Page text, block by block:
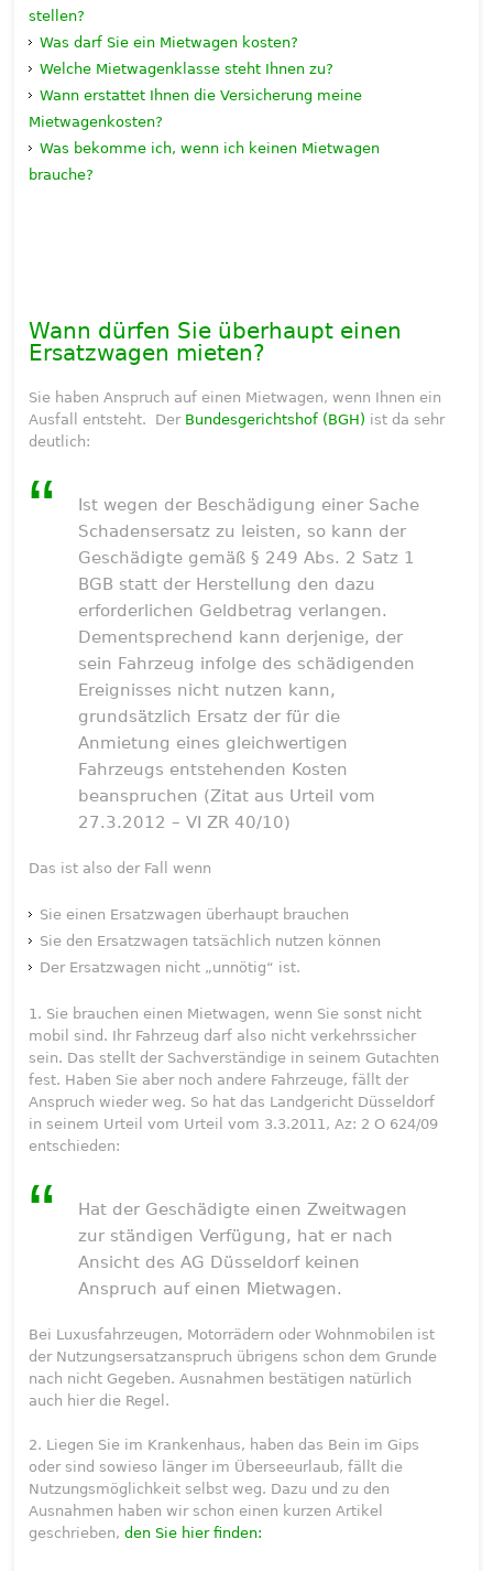
stellen?
Was darf Sie ein Mietwagen kosten?
Welche Mietwagenklasse steht Ihnen zu?
Wann erstattet Ihnen die Versicherung meine
Mietwagenkosten?
Was bekomme ich, wenn ich keinen Mietwagen
brauche?
Wann dürfen Sie überhaupt einen
Ersatzwagen mieten?
Sie haben Anspruch auf einen Mietwagen, wenn Ihnen ein
Ausfall entsteht. Der Bundesgerichtshof (BGH) ist da sehr
deutlich:
Ist wegen der Beschädigung einer Sache
Schadensersatz zu leisten, so kann der
Geschädigte gemäß § 249 Abs. 2 Satz 1
BGB statt der Herstellung den dazu
erforderlichen Geldbetrag verlangen.
Dementsprechend kann derjenige, der
sein Fahrzeug infolge des schädigenden
Ereignisses nicht nutzen kann,
grundsätzlich Ersatz der für die
Anmietung eines gleichwertigen
Fahrzeugs entstehenden Kosten
beanspruchen (Zitat aus Urteil vom
27.3.2012 – VI ZR 40/10)
Das ist also der Fall wenn
Sie einen Ersatzwagen überhaupt brauchen
Sie den Ersatzwagen tatsächlich nutzen können
Der Ersatzwagen nicht „unnötig“ ist.
1. Sie brauchen einen Mietwagen, wenn Sie sonst nicht
mobil sind. Ihr Fahrzeug darf also nicht verkehrssicher
sein. Das stellt der Sachverständige in seinem Gutachten
fest. Haben Sie aber noch andere Fahrzeuge, fällt der
Anspruch wieder weg. So hat das Landgericht Düsseldorf
in seinem Urteil vom Urteil vom 3.3.2011, Az: 2 O 624/09
entschieden:
Hat der Geschädigte einen Zweitwagen
zur ständigen Verfügung, hat er nach
Ansicht des AG Düsseldorf keinen
Anspruch auf einen Mietwagen.
Bei Luxusfahrzeugen, Motorrädern oder Wohnmobilen ist
der Nutzungsersatzanspruch übrigens schon dem Grunde
nach nicht Gegeben. Ausnahmen bestätigen natürlich
auch hier die Regel.
2. Liegen Sie im Krankenhaus, haben das Bein im Gips
oder sind sowieso länger im Überseeurlaub, fällt die
Nutzungsmöglichkeit selbst weg. Dazu und zu den
Ausnahmen haben wir schon einen kurzen Artikel
geschrieben,den Sie hier finden: